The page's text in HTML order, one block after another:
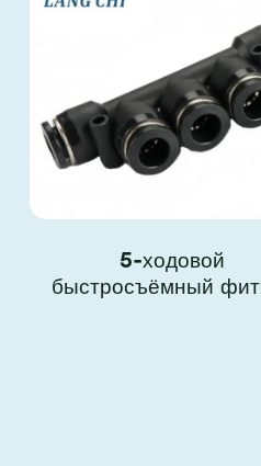
5-ходовой
быстросъёмный